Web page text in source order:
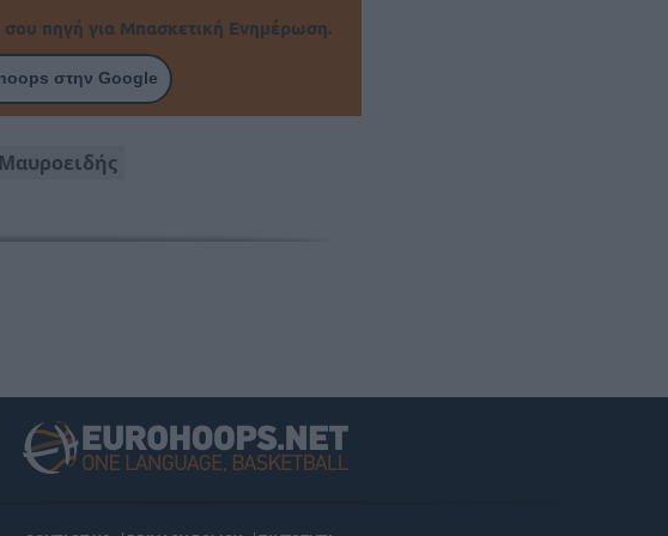
πηγή για Μπασκετική Ενημέρωση.
στην Google
Μαυροειδής